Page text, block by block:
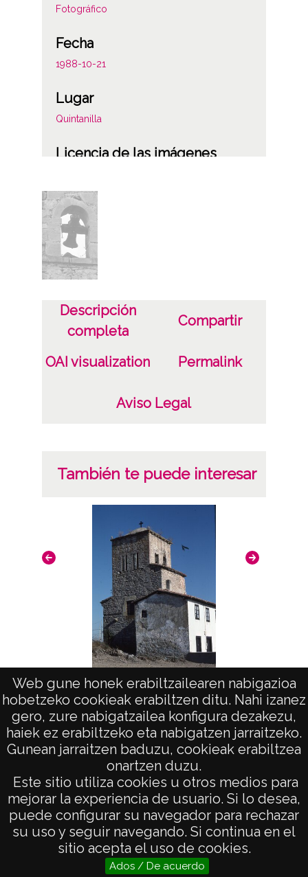
Web gune honek erabiltzailearen nabigazioa
hobetzeko cookieak erabiltzen ditu. Nahi izanez
gero, zure nabigatzailea konfigura dezakezu,
haiek ez erabiltzeko eta nabigatzen jarraitzeko.
Gunean jarraitzen baduzu, cookieak erabiltzea
onartzen duzu.
Este sitio utiliza cookies u otros medios para
mejorar la experiencia de usuario. Si lo desea,
puede configurar su navegador para rechazar
su uso y seguir navegando. Si continua en el
sitio acepta el uso de cookies.
Ados / De acuerdo
Fotográfico
Fecha
1988-10-21
Lugar
Quintanilla
Licencia de las imágenes
Descripción
completa
Compartir
OAI visualization Permalink
Aviso Legal
También te puede interesar
Campana en Legarda
AVISO LEGAL
POLÍTICA DE PRIVACIDAD
ACCESIBILIDAD
ATENCIÓN CIUDADANA